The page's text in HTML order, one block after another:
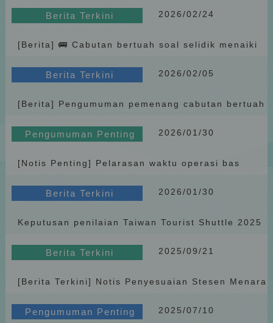
2026/02/24
Berita Terkini
[Berita] 🚌 Cabutan bertuah soal selidik menaiki
kepada “Bango bantal leher 2-dalam-1”
2026/02/05
Berita Terkini
[Berita] Pengumuman pemenang cabutan bertuah
2026/01/30
Pengumuman Penting
[Notis Penting] Pelarasan waktu operasi bas
2026/01/30
Berita Terkini
Keputusan penilaian Taiwan Tourist Shuttle 2025
2025/09/21
Berita Terkini
[Berita Terkini] Notis Penyesuaian Stesen Menara
2025/07/10
Pengumuman Penting